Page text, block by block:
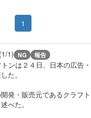
1
(1/1) NG 報告
ンは２４日、日本の広告
た。
発・販売元であるクラフ
べた。